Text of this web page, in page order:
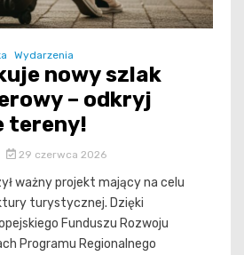
Wydarzenia
nowy szlak
– odkryj
tereny!
29 czerwca 2026
ważny projekt mający na celu
turystycznej. Dzięki
Funduszu Rozwoju
Programu Regionalnego